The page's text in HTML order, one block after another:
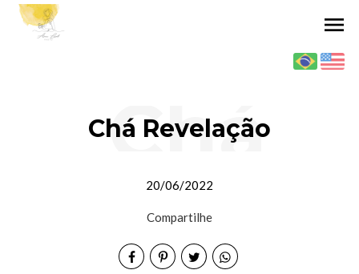
menu
Chá Revelação
Chá
Revel
20/06/2022
Compartilhe